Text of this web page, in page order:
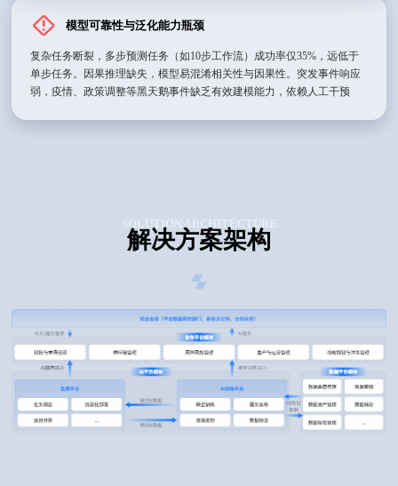
模型可靠性与泛化能力瓶颈
复杂任务断裂，多步预测任务（如10步工作流）成功率仅35%，远低于
单步任务。因果推理缺失，模型易混淆相关性与因果性。突发事件响应
弱，疫情、政策调整等黑天鹅事件缺乏有效建模能力，依赖人工干预
解决方案架构
SOLUTION ARCHITECTURE